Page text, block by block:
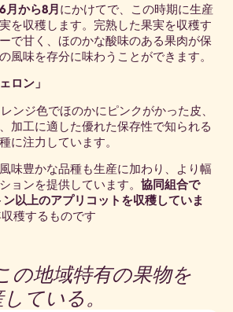
6月から8月にかけてで、この時期に生産
を収穫します。完熟した果実を収穫す
で甘く、ほのかな酸味のある果肉が保
風味を存分に味わうことができます。
ロン」
ンジ色でほのかにピンクがかった皮、
加工に適した優れた保存性で知られる
に注力しています。
味豊かな品種も生産に加わり、より幅
ョンを提供しています。 協同組合で
以上のアプリコットを収穫していま
穫するものです
の地域特有の果物を
ている。